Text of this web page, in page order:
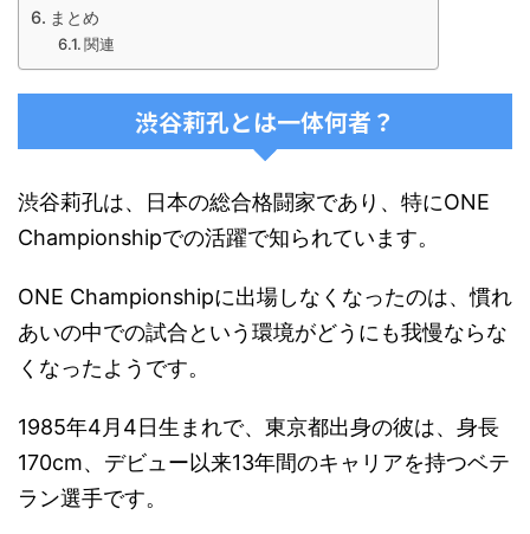
まとめ
関連
渋谷莉孔とは一体何者？
渋谷莉孔は、日本の総合格闘家であり、特にONE
Championshipでの活躍で知られています。
ONE Championshipに出場しなくなったのは、慣れ
あいの中での試合という環境がどうにも我慢ならな
くなったようです。
1985年4月4日生まれで、東京都出身の彼は、身長
170cm、デビュー以来13年間のキャリアを持つベテ
ラン選手です​。